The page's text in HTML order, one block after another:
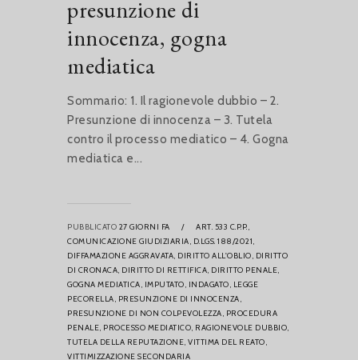
presunzione di
innocenza, gogna
mediatica
Sommario: 1. Il ragionevole dubbio – 2.
Presunzione di innocenza – 3. Tutela
contro il processo mediatico – 4. Gogna
mediatica e...
PUBBLICATO 27 GIORNI FA /
ART. 533 C.P.P.,
COMUNICAZIONE GIUDIZIARIA, D.LGS. 188/2021,
DIFFAMAZIONE AGGRAVATA, DIRITTO ALL'OBLIO, DIRITTO
DI CRONACA, DIRITTO DI RETTIFICA, DIRITTO PENALE,
GOGNA MEDIATICA, IMPUTATO, INDAGATO, LEGGE
PECORELLA, PRESUNZIONE DI INNOCENZA,
PRESUNZIONE DI NON COLPEVOLEZZA, PROCEDURA
PENALE, PROCESSO MEDIATICO, RAGIONEVOLE DUBBIO,
TUTELA DELLA REPUTAZIONE, VITTIMA DEL REATO,
VITTIMIZZAZIONE SECONDARIA